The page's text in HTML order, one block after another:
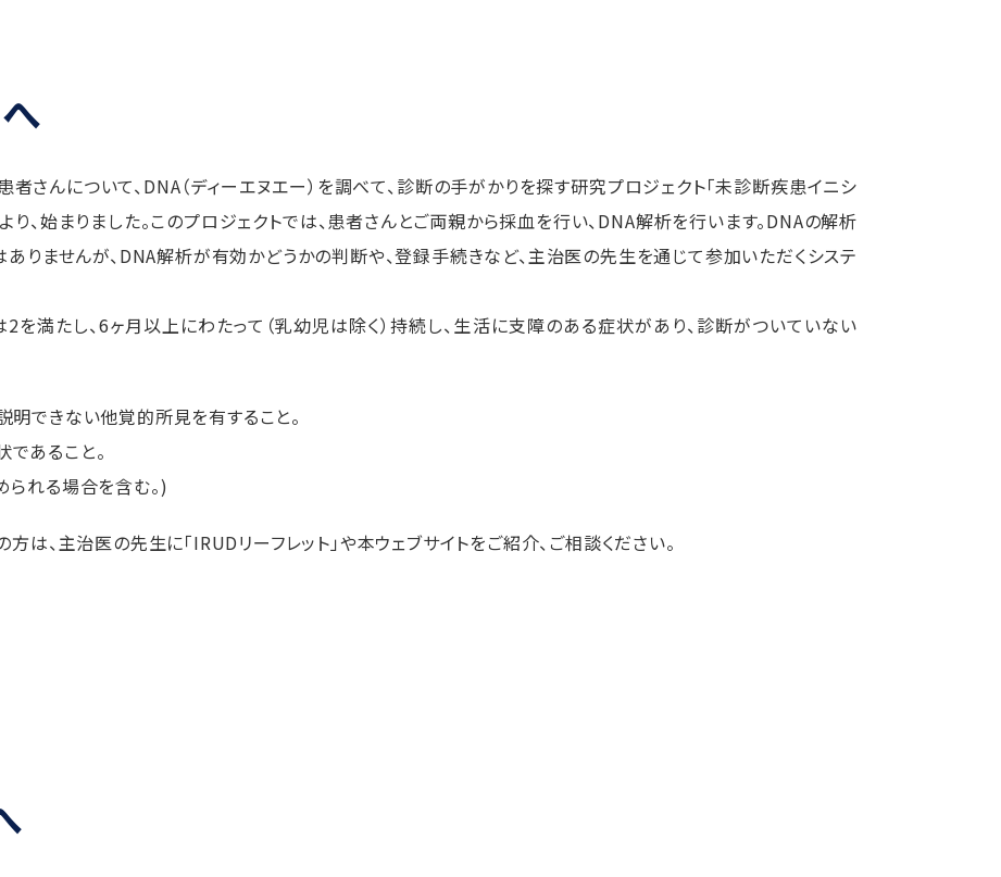
さんについて、DNA（ディーエヌエー）を調べて、診断の手がかりを探す研究プロジェクト「未診断疾患イニシ
り、始まりました。このプロジェクトでは、患者さんとご両親から採血を行い、DNA解析を行います。DNAの解析
りませんが、DNA解析が有効かどうかの判断や、登録手続きなど、主治医の先生を通じて参加いただくシステ
満たし、6ヶ月以上にわたって（乳幼児は除く）持続し、生活に支障のある症状があり、診断がついていない
できない他覚的所見を有すること。
あること。
れる場合を含む。)
、主治医の先生に「IRUDリーフレット」や本ウェブサイトをご紹介、ご相談ください。